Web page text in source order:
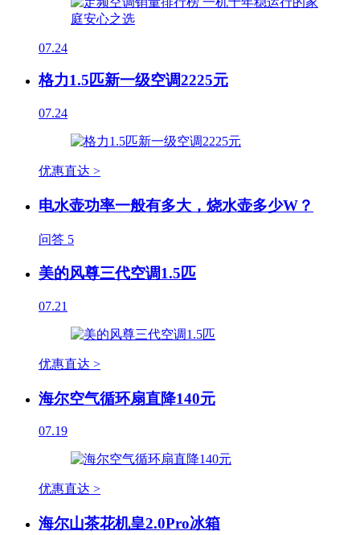
07.24
格力1.5匹新一级空调2225元
07.24
优惠直达 >
电水壶功率一般有多大，烧水壶多少W？
问答 5
美的风尊三代空调1.5匹
07.21
优惠直达 >
海尔空气循环扇直降140元
07.19
优惠直达 >
海尔山茶花机皇2.0Pro冰箱